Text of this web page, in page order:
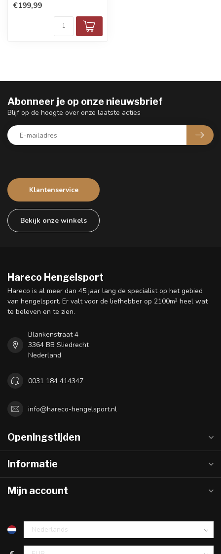
€199,99
Klantenservice
Bekijk onze winkels
Abonneer je op onze nieuwsbrief
Blijf op de hoogte over onze laatste acties
Hareco Hengelsport
Hareco is al meer dan 45 jaar lang de specialist op het gebied
van hengelsport. Er valt voor de liefhebber op 2100m² heel wat
te beleven en te zien.
Blankenstraat 4
3364 BB Sliedrecht
Nederland
0031 184 414347
info@hareco-hengelsport.nl
Openingstijden
Informatie
Mijn account